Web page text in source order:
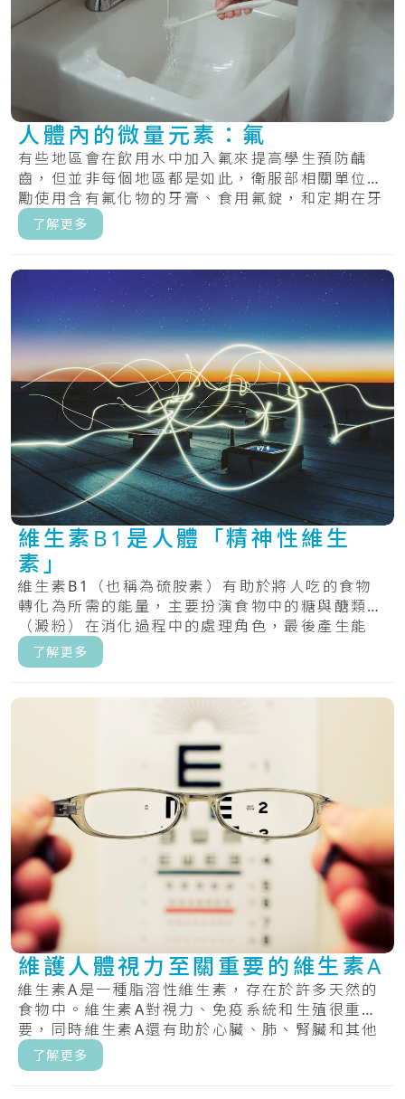
人體內的微量元素：氟
有些地區會在飲用水中加入氟來提高學生預防齲
齒，但並非每個地區都是如此，衛服部相關單位鼓
勵使用含有氟化物的牙膏、食用氟錠，和定期在牙
齒上塗.....
了解更多
維生素B1是人體「精神性維生
素」
維生素B1（也稱為硫胺素）有助於將人吃的食物
轉化為所需的能量，主要扮演食物中的糖與醣類
（澱粉）在消化過程中的處理角色，最後產生能
量。.....
了解更多
維護人體視力至關重要的維生素A
維生素A是一種脂溶性維生素，存在於許多天然的
食物中。維生素A對視力、免疫系統和生殖很重
要，同時維生素A還有助於心臟、肺、腎臟和其他
器官正.....
了解更多